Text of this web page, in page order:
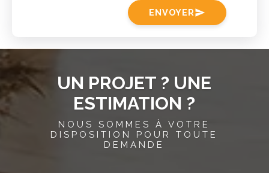
ENVOYERsend
UN PROJET ? UNE
ESTIMATION ?
NOUS SOMMES À VOTRE
DISPOSITION POUR TOUTE
DEMANDE